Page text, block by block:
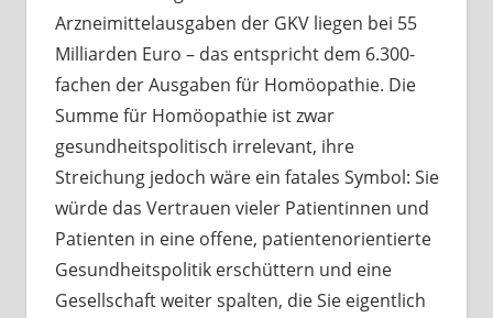
Arzneimittelausgaben der GKV liegen bei 55
Milliarden Euro – das entspricht dem 6.300-
fachen der Ausgaben für Homöopathie. Die
Summe für Homöopathie ist zwar
gesundheitspolitisch irrelevant, ihre
Streichung jedoch wäre ein fatales Symbol: Sie
würde das Vertrauen vieler Patientinnen und
Patienten in eine offene, patientenorientierte
Gesundheitspolitik erschüttern und eine
Gesellschaft weiter spalten, die Sie eigentlich